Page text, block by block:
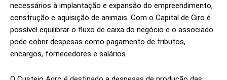
necessários à implantação e expansão do empreendimento,
construção e aquisição de animais. Com o Capital de Giro é
possível equilibrar o fluxo de caixa do negócio e o associado
pode cobrir despesas como pagamento de tributos,
encargos, fornecedores e salários.